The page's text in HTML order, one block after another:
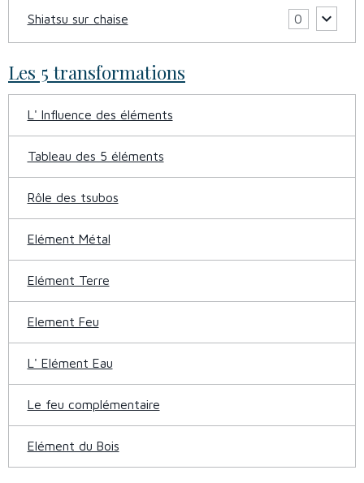
Shiatsu sur chaise 0
Les 5 transformations
L' Influence des éléments
Tableau des 5 éléments
Rôle des tsubos
Elément Métal
Elément Terre
Element Feu
L' Elément Eau
Le feu complémentaire
Elément du Bois